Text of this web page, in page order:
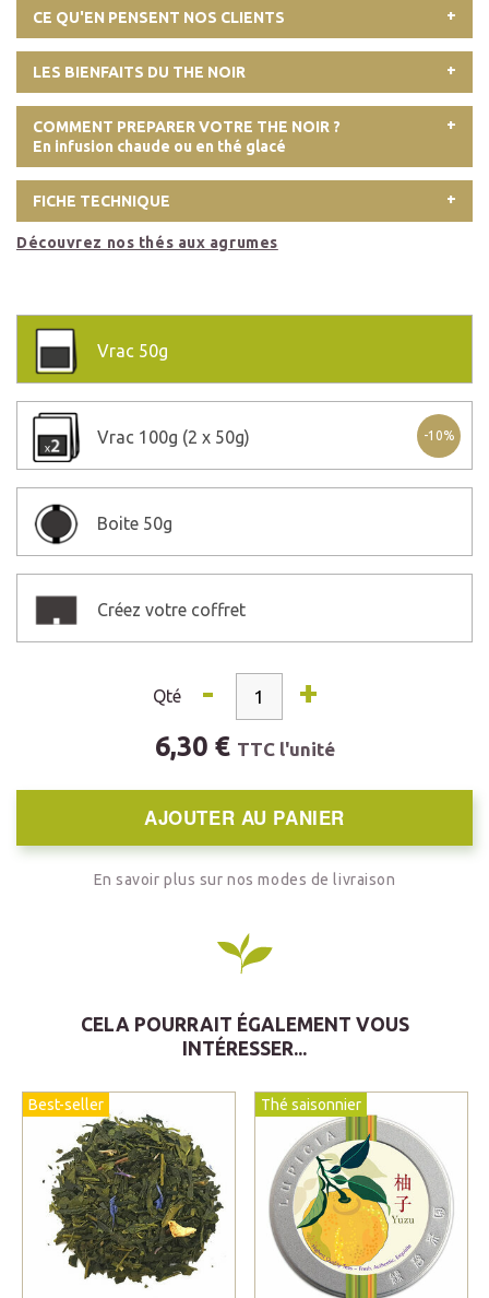
CE QU'EN PENSENT NOS CLIENTS
LES BIENFAITS DU THE NOIR
COMMENT PREPARER VOTRE THE NOIR ?
En infusion chaude ou en thé glacé
FICHE TECHNIQUE
Découvrez nos thés aux agrumes
Vrac 50g
-10%
Vrac 100g (2 x 50g)
Boite 50g
Créez votre coffret
Qté - +
6,30 € TTC l'unité
AJOUTER AU PANIER
En savoir plus sur nos modes de livraison
CELA POURRAIT ÉGALEMENT VOUS
INTÉRESSER...
Best-seller Thé saisonnier